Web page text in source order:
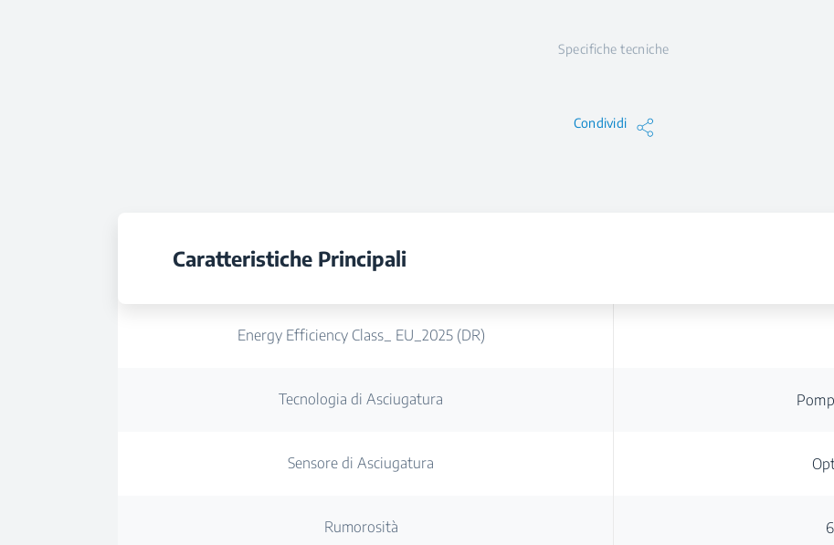
Specifiche tecniche
Condividi
Caratteristiche Principali
Energy Efficiency Class_ EU_2025 (DR)
Tecnologia di Asciugatura
Sensore di Asciugatura
Rumorosità